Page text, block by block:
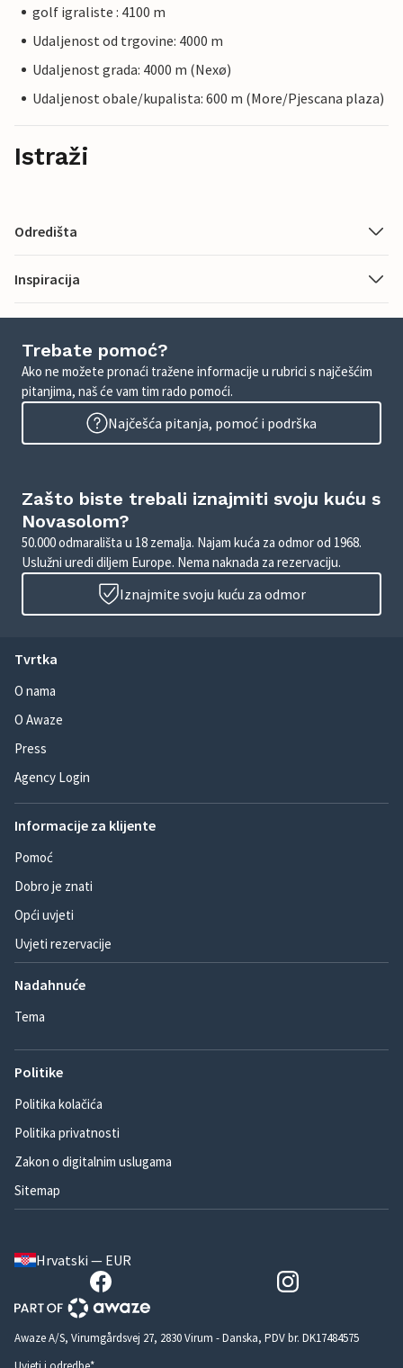
golf igraliste : 4100 m
Udaljenost od trgovine: 4000 m
Udaljenost grada: 4000 m (Nexø)
Udaljenost obale/kupalista: 600 m (More/Pjescana plaza)
Istraži
Odredišta
Inspiracija
Trebate pomoć?
Ako ne možete pronaći tražene informacije u rubrici s najčešćim
pitanjima, naš će vam tim rado pomoći.
Najčešća pitanja, pomoć i podrška
Zašto biste trebali iznajmiti svoju kuću s
Novasolom?
50.000 odmarališta u 18 zemalja. Najam kuća za odmor od 1968.
Uslužni uredi diljem Europe. Nema naknada za rezervaciju.
Iznajmite svoju kuću za odmor
Tvrtka
O nama
O Awaze
Press
Agency Login
Informacije za klijente
Pomoć
Dobro je znati
Opći uvjeti
Uvjeti rezervacije
Nadahnuće
Tema
Politike
Politika kolačića
Politika privatnosti
Zakon o digitalnim uslugama
Sitemap
Hrvatski — EUR
Awaze A/S, Virumgårdsvej 27, 2830 Virum - Danska, PDV br. DK17484575